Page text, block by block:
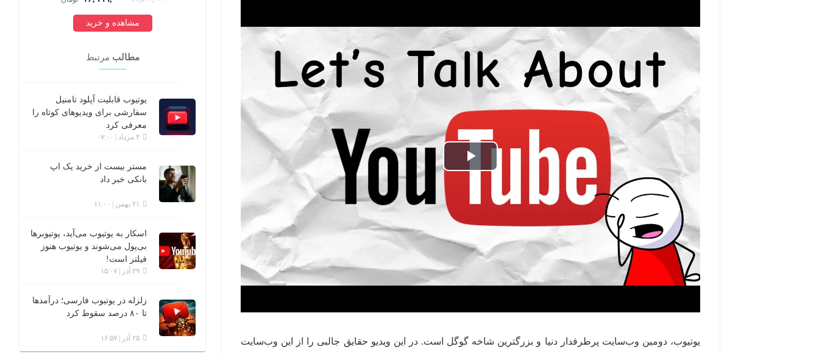
پخش
ویدیو
یوتیوب، دومین وب‌سایت پرطرفدار دنیا و بزرگترین شاخه گوگل است. در این ویدیو حقایق جالبی را از این وب‌سایت
مشاهده و خرید
مطالب مرتبط
یوتیوب قابلیت آپلود تامنیل
سفارشی برای ویدیوهای کوتاه را
معرفی کرد
۴ مرداد | ۰۷:۰۰
مستر بیست از خرید یک اپ
بانکی خبر داد
۲۱ بهمن | ۱۱:۰۰
اسکار به یوتیوب می‌آید، یوتیوبرها
بی‌پول می‌شوند و یوتیوب هنوز
فیلتر است!
۲۹ آذر | ۱۵:۰۷
زلزله در یوتیوب فارسی؛ درآمدها
تا ۸۰ درصد سقوط کرد
۲۵ آذر | ۱۶:۵۷